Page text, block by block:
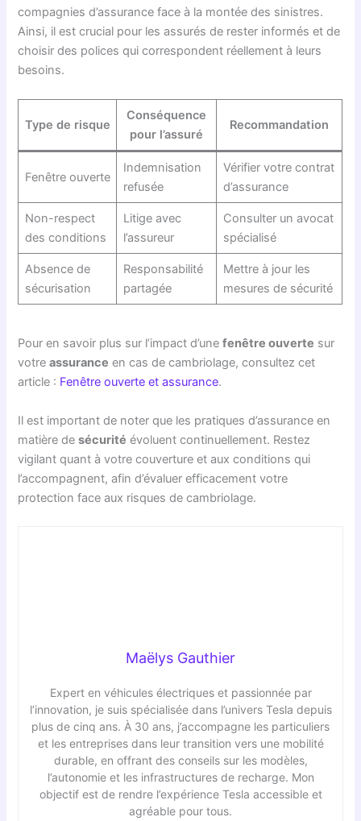
compagnies d’assurance face à la montée des sinistres.
Ainsi, il est crucial pour les assurés de rester informés et de
choisir des polices qui correspondent réellement à leurs
besoins.
Type de risque
Conséquence
pour l’assuré
Recommandation
Fenêtre ouverte
Indemnisation
refusée
Vérifier votre contrat
d’assurance
Non-respect
des conditions
Litige avec
l’assureur
Consulter un avocat
spécialisé
Absence de
sécurisation
Responsabilité
partagée
Mettre à jour les
mesures de sécurité
Pour en savoir plus sur l’impact d’unefenêtre ouverte sur
votreassurance en cas de cambriolage, consultez cet
article : Fenêtre ouverte et assurance.
Il est important de noter que les pratiques d’assurance en
matière desécurité évoluent continuellement. Restez
vigilant quant à votre couverture et aux conditions qui
l’accompagnent, afin d’évaluer efficacement votre
protection face aux risques de cambriolage.
Maëlys Gauthier
Expert en véhicules électriques et passionnée par
l’innovation, je suis spécialisée dans l’univers Tesla depuis
plus de cinq ans. À 30 ans, j’accompagne les particuliers
et les entreprises dans leur transition vers une mobilité
durable, en offrant des conseils sur les modèles,
l’autonomie et les infrastructures de recharge. Mon
objectif est de rendre l’expérience Tesla accessible et
agréable pour tous.